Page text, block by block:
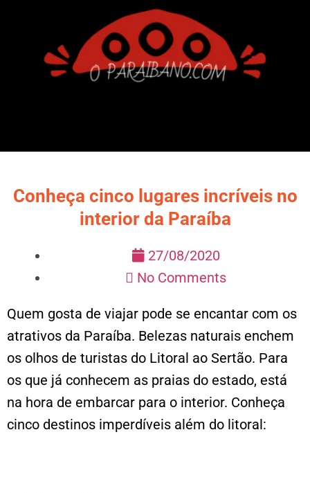
Conheça cinco lugares incríveis no
interior da Paraíba
27/08/2020
No Comments
Quem gosta de viajar pode se encantar com os
atrativos da Paraíba. Belezas naturais enchem
os olhos de turistas do Litoral ao Sertão. Para
os que já conhecem as praias do estado, está
na hora de embarcar para o interior. Conheça
cinco destinos imperdíveis além do litoral: